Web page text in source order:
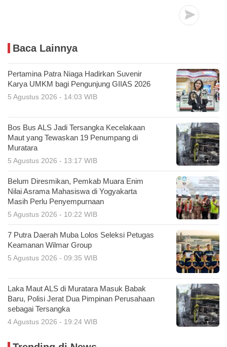
Baca Lainnya
Pertamina Patra Niaga Hadirkan Suvenir
Karya UMKM bagi Pengunjung GIIAS 2026
5 Agustus 2026 - 14:03 WIB
Bos Bus ALS Jadi Tersangka Kecelakaan
Maut yang Tewaskan 19 Penumpang di
Muratara
5 Agustus 2026 - 13:17 WIB
Belum Diresmikan, Pemkab Muara Enim
Nilai Asrama Mahasiswa di Yogyakarta
Masih Perlu Penyempurnaan
5 Agustus 2026 - 10:22 WIB
7 Putra Daerah Muba Lolos Seleksi Petugas
Keamanan Wilmar Group
5 Agustus 2026 - 09:35 WIB
Laka Maut ALS di Muratara Masuk Babak
Baru, Polisi Jerat Dua Pimpinan Perusahaan
sebagai Tersangka
4 Agustus 2026 - 19:24 WIB